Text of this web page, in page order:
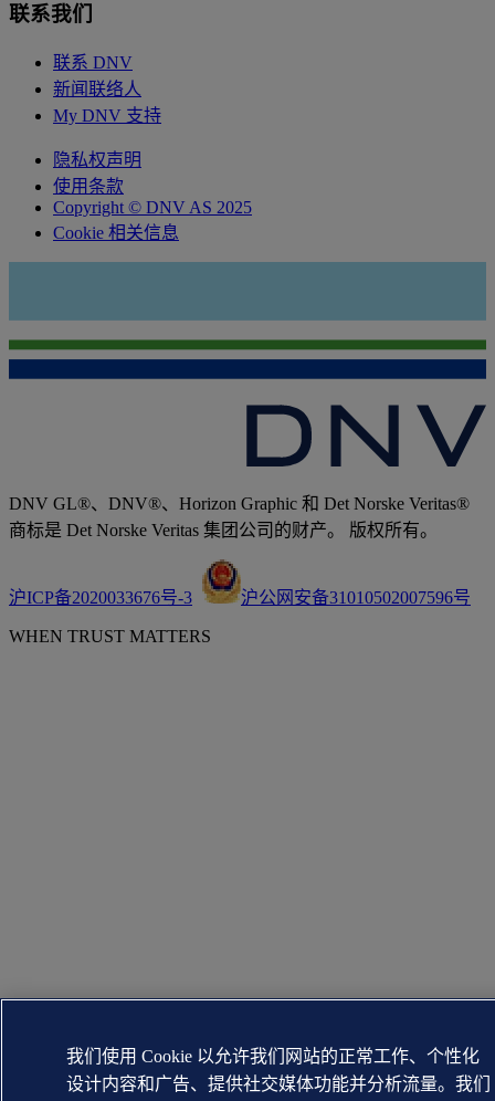
联系我们
联系 DNV
新闻联络人
My DNV 支持
隐私权声明
使用条款
Copyright © DNV AS 2025
Cookie 相关信息
DNV GL®、DNV®、Horizon Graphic 和 Det Norske Veritas®
商标是 Det Norske Veritas 集团公司的财产。 版权所有。
沪ICP备2020033676号-3 沪公网安备31010502007596号
WHEN TRUST MATTERS
我们使用 Cookie 以允许我们网站的正常工作、个性化
设计内容和广告、提供社交媒体功能并分析流量。我们